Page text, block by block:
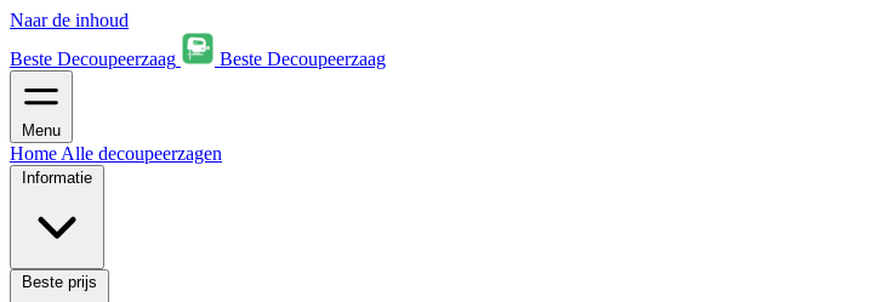
Naar de inhoud
Beste Decoupeerzaag
Beste Decoupeerzaag
Menu
Home Alle decoupeerzagen
Informatie
Beste prijs